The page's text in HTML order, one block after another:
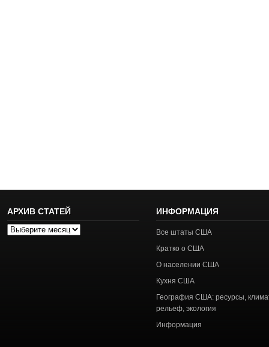
АРХИВ СТАТЕЙ
Архив
ИНФОРМАЦИЯ
Все штаты США
Кратко о США
О населении США
Кухня США
География США: ресурсы,
рельеф, экология
Информация